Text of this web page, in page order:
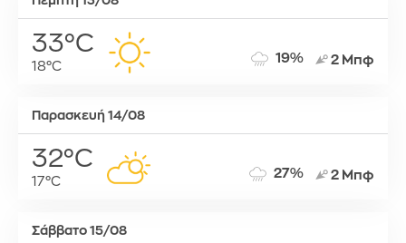
33°C
18°C
19% 2 Μπφ
Παρασκευή 14/08
32°C
17°C
27% 2 Μπφ
Σάββατο 15/08